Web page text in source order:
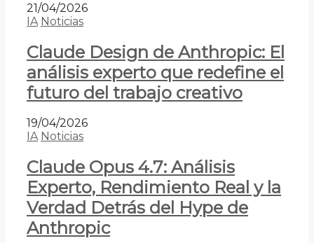
21/04/2026
IA Noticias
Claude Design de Anthropic: El
análisis experto que redefine el
futuro del trabajo creativo
19/04/2026
IA Noticias
Claude Opus 4.7: Análisis
Experto, Rendimiento Real y la
Verdad Detrás del Hype de
Anthropic